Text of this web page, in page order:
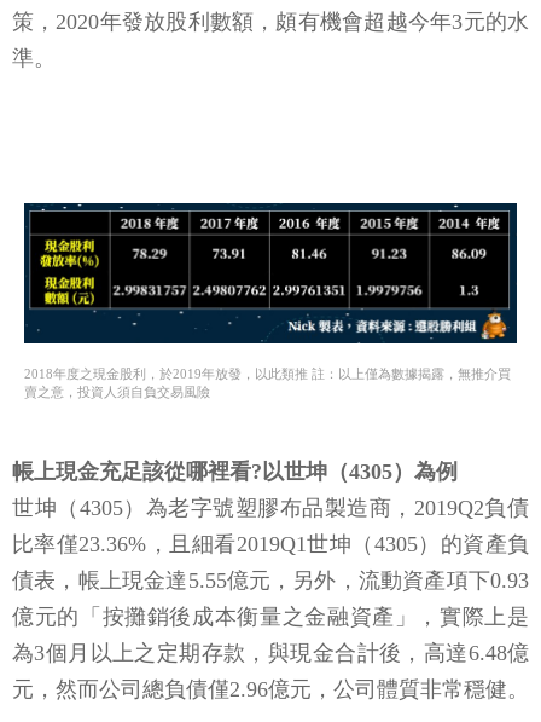
策，2020年發放股利數額，頗有機會超越今年3元的水
準。
2018年度之現金股利，於2019年放發，以此類推 註：以上僅為數據揭露，無推介買
賣之意，投資人須自負交易風險
帳上現金充足該從哪裡看?以世坤（4305）為例
世坤（4305）為老字號塑膠布品製造商，2019Q2負債
比率僅23.36%，且細看2019Q1世坤（4305）的資產負
債表，帳上現金達5.55億元，另外，流動資產項下0.93
億元的「按攤銷後成本衡量之金融資產」，實際上是
為3個月以上之定期存款，與現金合計後，高達6.48億
元，然而公司總負債僅2.96億元，公司體質非常穩健。